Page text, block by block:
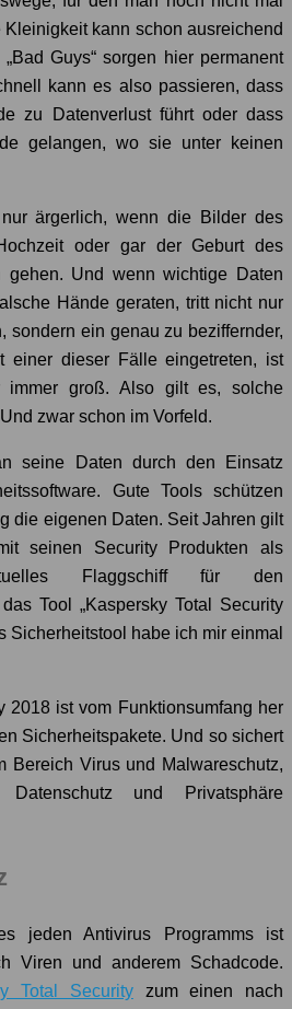
kann schon ausreichend
Guys“ sorgen hier permanent
kann es also passieren, dass
zu Datenverlust führt oder dass
gelangen, wo sie unter keinen
ärgerlich, wenn die Bilder des
oder gar der Geburt des
gehen. Und wenn wichtige Daten
Hände geraten, tritt nicht nur
sondern ein genau zu beziffernder,
einer dieser Fälle eingetreten, ist
immer groß. Also gilt es, solche
zwar schon im Vorfeld.
seine Daten durch den Einsatz
Gute Tools schützen
die eigenen Daten. Seit Jahren gilt
seinen Security Produkten als
Flaggschiff für den
Tool „Kaspersky Total Security
Sicherheitstool habe ich mir einmal
2018 ist vom Funktionsumfang her
Sicherheitspakete. Und so sichert
Bereich Virus und Malwareschutz,
und Privatsphäre
jeden Antivirus Programms ist
Viren und anderem Schadcode.
Total Securityzum einen nach